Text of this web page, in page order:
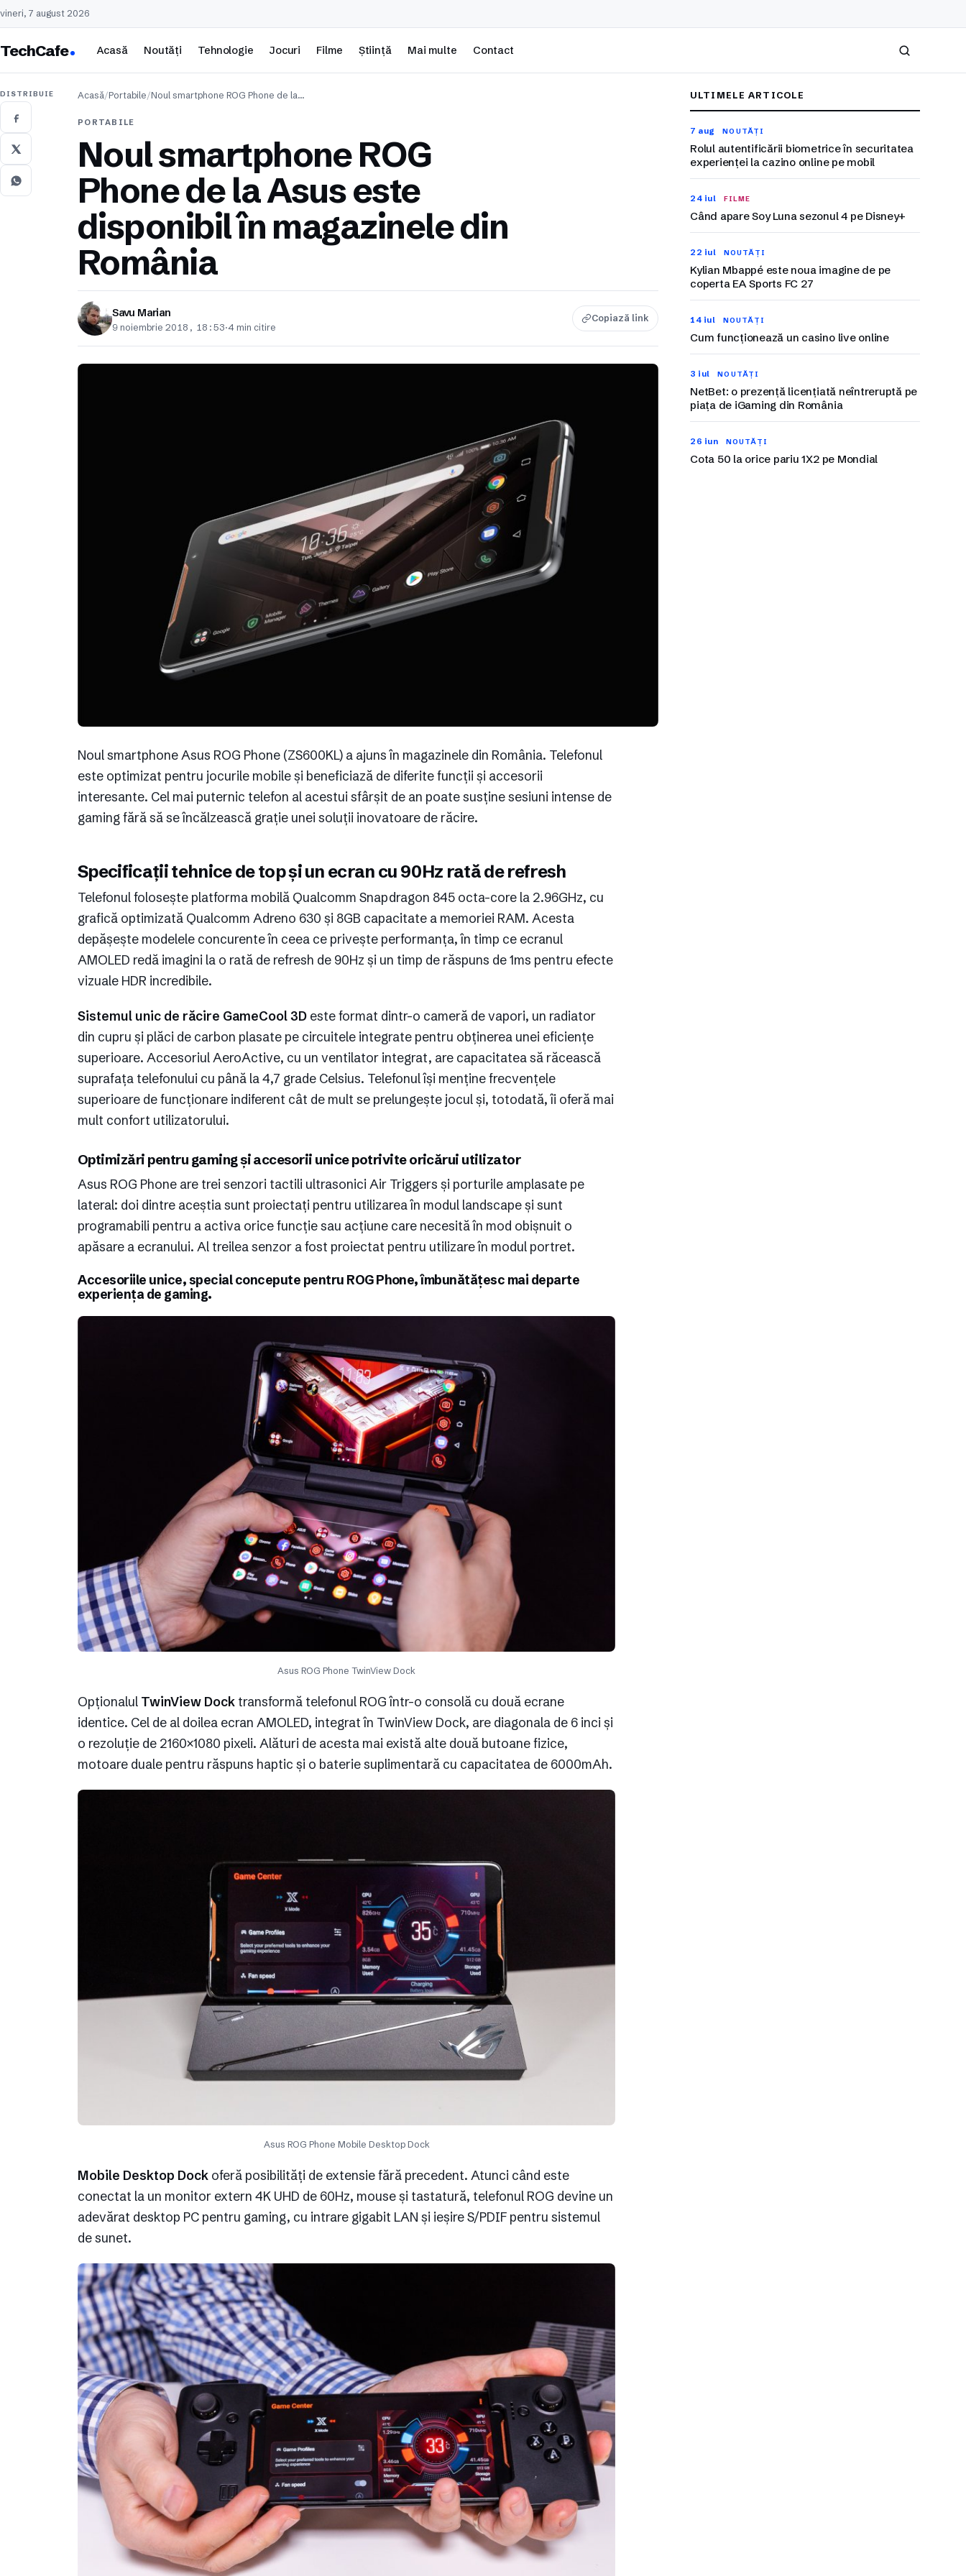
vineri, 7 august 2026
TechCafe Acasă Noutăți Tehnologie Jocuri Filme Știință Mai multe Contact
Caută
DISTRIBUIE Acasă/Portabile/Noul smartphone ROG Phone de la…
PORTABILE
Noul smartphone ROG
Phone de la Asus este
disponibil în magazinele din
România
Savu Marian
9 noiembrie 2018, 18:53·4 min citire
Copiază link
Noul smartphone Asus ROG Phone (ZS600KL) a ajuns în magazinele din România. Telefonul
este optimizat pentru jocurile mobile și beneficiază de diferite funcții și accesorii
interesante. Cel mai puternic telefon al acestui sfârșit de an poate susține sesiuni intense de
gaming fără să se încălzească grație unei soluții inovatoare de răcire.
Specificații tehnice de top și un ecran cu 90Hz rată de refresh
Telefonul folosește platforma mobilă Qualcomm Snapdragon 845 octa-core la 2.96GHz, cu
grafică optimizată Qualcomm Adreno 630 și 8GB capacitate a memoriei RAM. Acesta
depășește modelele concurente în ceea ce privește performanța, în timp ce ecranul
AMOLED redă imagini la o rată de refresh de 90Hz și un timp de răspuns de 1ms pentru efecte
vizuale HDR incredibile.
Sistemul unic de răcire GameCool 3D este format dintr-o cameră de vapori, un radiator
din cupru și plăci de carbon plasate pe circuitele integrate pentru obținerea unei eficiențe
superioare. Accesoriul AeroActive, cu un ventilator integrat, are capacitatea să răcească
suprafața telefonului cu până la 4,7 grade Celsius. Telefonul își menține frecvențele
superioare de funcționare indiferent cât de mult se prelungește jocul și, totodată, îi oferă mai
mult confort utilizatorului.
Optimizări pentru gaming și accesorii unice potrivite oricărui utilizator
Asus ROG Phone are trei senzori tactili ultrasonici Air Triggers și porturile amplasate pe
lateral: doi dintre aceștia sunt proiectați pentru utilizarea în modul landscape și sunt
programabili pentru a activa orice funcție sau acțiune care necesită în mod obișnuit o
apăsare a ecranului. Al treilea senzor a fost proiectat pentru utilizare în modul portret.
Accesoriile unice, special concepute pentru ROG Phone, îmbunătățesc mai departe
experiența de gaming.
Asus ROG Phone TwinView Dock
Opționalul TwinView Dock transformă telefonul ROG într-o consolă cu două ecrane
identice. Cel de al doilea ecran AMOLED, integrat în TwinView Dock, are diagonala de 6 inci și
o rezoluție de 2160×1080 pixeli. Alături de acesta mai există alte două butoane fizice,
motoare duale pentru răspuns haptic și o baterie suplimentară cu capacitatea de 6000mAh.
Asus ROG Phone Mobile Desktop Dock
Mobile Desktop Dock oferă posibilități de extensie fără precedent. Atunci când este
conectat la un monitor extern 4K UHD de 60Hz, mouse și tastatură, telefonul ROG devine un
adevărat desktop PC pentru gaming, cu intrare gigabit LAN și ieșire S/PDIF pentru sistemul
de sunet.
ULTIMELE ARTICOLE
7 aug NOUTĂȚI
Rolul autentificării biometrice în securitatea
experienței la cazino online pe mobil
24 iul FILME
Când apare Soy Luna sezonul 4 pe Disney+
22 iul NOUTĂȚI
Kylian Mbappé este noua imagine de pe
coperta EA Sports FC 27
14 iul NOUTĂȚI
Cum funcționează un casino live online
3 iul NOUTĂȚI
NetBet: o prezență licențiată neîntreruptă pe
piața de iGaming din România
26 iun NOUTĂȚI
Cota 50 la orice pariu 1X2 pe Mondial